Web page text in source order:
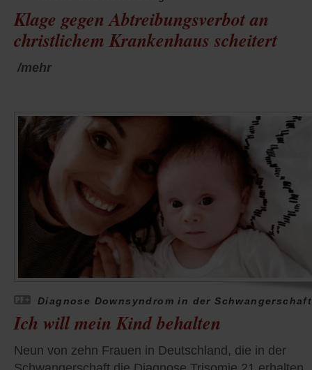
Klage gegen Abtreibungsverbot an
christlichem Krankenhaus scheitert
/mehr
Diagnose Downsyndrom in der Schwangerschaft
Ich will mein Kind behalten
Neun von zehn Frauen in Deutschland, die in der